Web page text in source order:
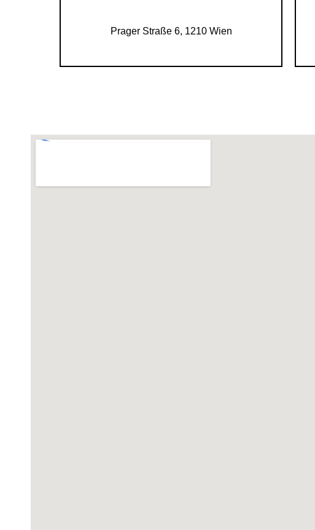
Prager Straße 6, 1210 Wien